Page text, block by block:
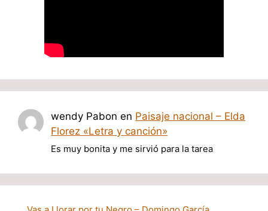
wendy Pabon en Paisaje nacional – Elda
Florez «Letra y canción»
Es muy bonita y me sirvió para la tarea